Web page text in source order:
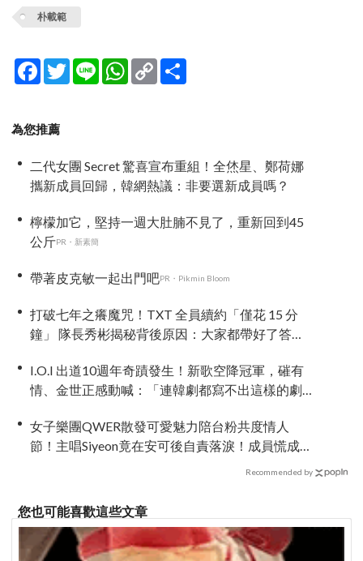
朴載範
Facebook
TwitterLine WhatsApp
Copy
Link
為您推薦
二代女團 Secret 驚喜宣布重組！全烋星、鄭荷娜
攜新成員回歸，韓網熱議：非要選新成員嗎？
檸檬加它，堅持一週大肚腩不見了，重新回到45
公斤PR・新素簡
帶著皮克敏一起出門吧PR・Pikmin Bloom
打破七年之癢魔咒！TXT 全員續約「僅花 15 分
鐘」 隊長秀彬揭秘背後原因：大家都帶好了答
I.O.I 出道10週年奇蹟發生！新歌空降冠軍，磪有
情、金世正感動喊：「連韓劇都寫不出這樣的劇
女子樂團QWER散發可愛魅力陪台粉共度情人
節！主唱Siyeon竟在安可後自責落淚！成員慌成一
Recommended by
您也可能喜歡這些文章